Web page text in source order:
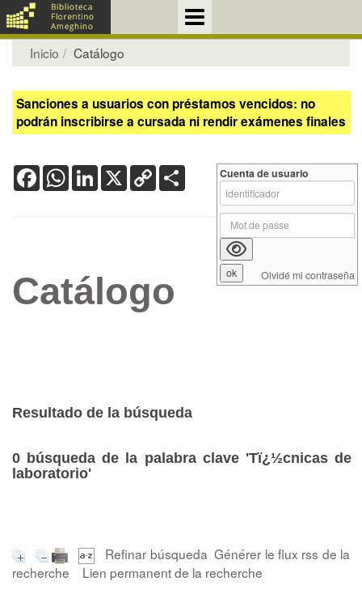
Inicio Catálogo
Sanciones a usuarios con préstamos vencidos: no
podrán inscribirse a cursada ni rendir exámenes finales
FacebookWhatsApp
LinkedIn
X Copy
Link
Catálogo
Resultado de la búsqueda
0 búsqueda de la palabra clave 'Tï¿½cnicas de
laboratorio'
Refinar búsqueda Générer le flux rss de la
recherche
Lien permanent de la recherche
Cuenta de usuario
Olvidé mi contraseña